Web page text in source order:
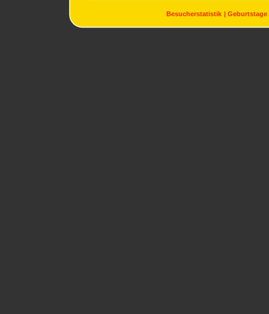
Besucherstatistik Geburtstage